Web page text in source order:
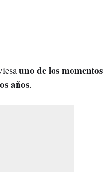
uno de los momentos
años.